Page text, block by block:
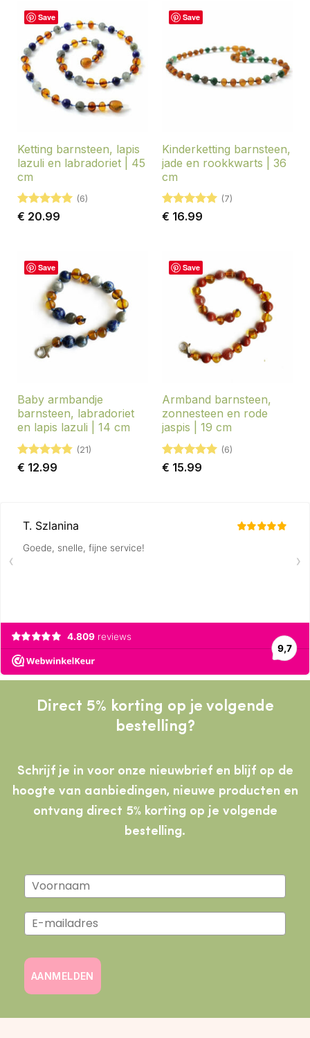
Save
Ketting barnsteen, lapis
lazuli en labradoriet | 45
cm
Gewaardeerd
(6)
€ 20.99
Save
Kinderketting barnsteen,
jade en rookkwarts | 36
cm
Gewaardeerd
(7)
€ 16.99
Save
Baby armbandje
barnsteen, labradoriet
en lapis lazuli | 14 cm
Gewaardeerd
(21)
€ 12.99
Save
Armband barnsteen,
zonnesteen en rode
jaspis | 19 cm
Gewaardeerd
(6)
€ 15.99
Direct 5% korting op je volgende
bestelling?
Schrijf je in voor onze nieuwbrief en blijf op de
hoogte van aanbiedingen, nieuwe producten en
ontvang direct 5% korting op je volgende
bestelling.
AANMELDEN